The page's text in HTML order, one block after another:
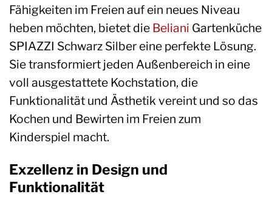
Fähigkeiten im Freien auf ein neues Niveau
heben möchten, bietet die Beliani Gartenküche
SPIAZZI Schwarz Silber eine perfekte Lösung.
Sie transformiert jeden Außenbereich in eine
voll ausgestattete Kochstation, die
Funktionalität und Ästhetik vereint und so das
Kochen und Bewirten im Freien zum
Kinderspiel macht.
Exzellenz in Design und
Funktionalität